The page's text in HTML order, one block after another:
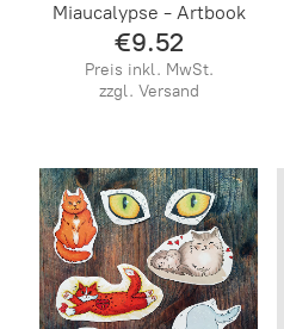
Miaucalypse - Artbook
€9.52
Preis inkl. MwSt.
zzgl. Versand